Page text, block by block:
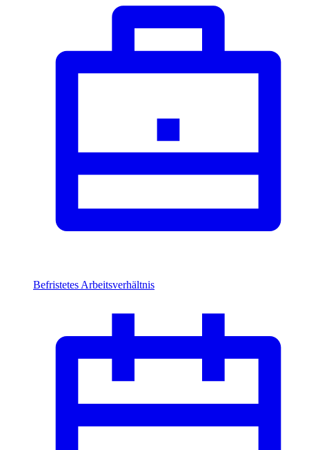
Befristetes Arbeitsverhältnis